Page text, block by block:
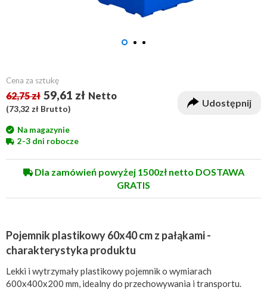
Cena za sztukę
62,75 zł 59,61 zł Netto
(73,32 zł Brutto)
Udostępnij
Na magazynie
2-3 dni robocze
Dla zamówień powyżej 1500zł netto DOSTAWA
GRATIS
Pojemnik plastikowy 60x40 cm z pałąkami -
charakterystyka produktu
Lekki i wytrzymały plastikowy pojemnik o wymiarach
600x400x200 mm, idealny do przechowywania i transportu.